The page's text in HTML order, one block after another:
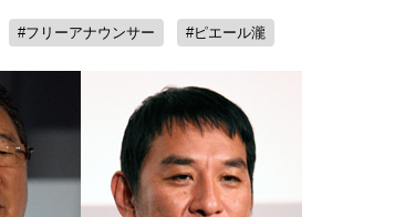
#フリーアナウンサー #ピエール瀧